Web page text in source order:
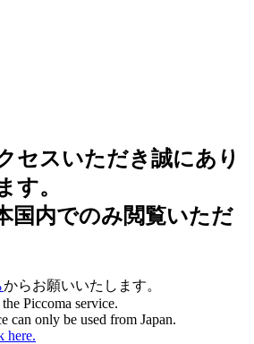
セスいただき誠にあり
す。
国内でのみ閲覧いただ
からお願いいたします。
Piccoma service.
can only be used from Japan.
here.